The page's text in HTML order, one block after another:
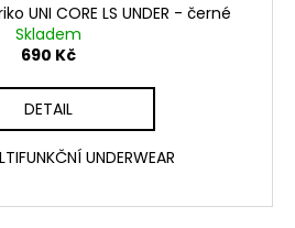
UNI CORE LS UNDER - černé
Skladem
690 Kč
DETAIL
UNDERWEAR